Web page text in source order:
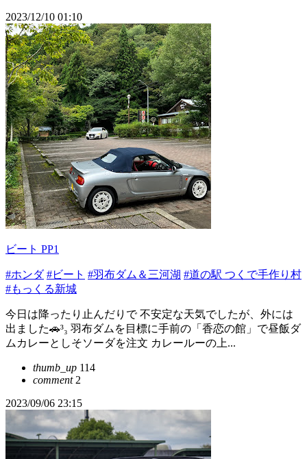
2023/12/10 01:10
ビート PP1
#ホンダ #ビート #羽布ダム＆三河湖 #道の駅 つくで手作り村
#もっくる新城
今日は降ったり止んだりで 不安定な天気でしたが、外には
出ました🚗³₃ 羽布ダムを目標に手前の「香恋の館」で昼飯ダ
ムカレーとしそソーダを注文 カレールーの上...
thumb_up 114
comment2
2023/09/06 23:15